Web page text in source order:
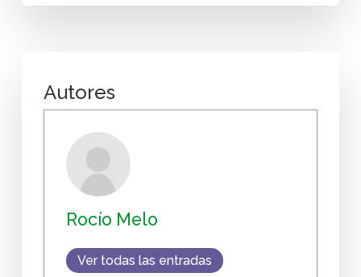
Autores
Rocío Melo
Ver todas las entradas